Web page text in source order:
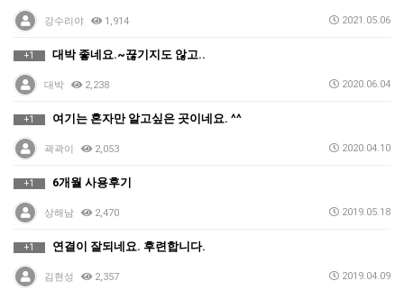
강수리야 1,914 2021.05.06
+1 대박 좋네요.~끊기지도 않고..
대박 2,238 2020.06.04
+1 여기는 혼자만 알고싶은 곳이네요. ^^
곽곽이 2,053 2020.04.10
+1 6개월 사용후기
상해남 2,470 2019.05.18
+1 연결이 잘되네요. 후련합니다.
김현성 2,357 2019.04.09